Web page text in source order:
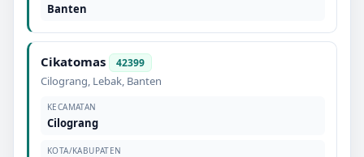
Banten
Cikatomas 42399
Cilograng, Lebak, Banten
KECAMATAN
Cilograng
KOTA/KABUPATEN